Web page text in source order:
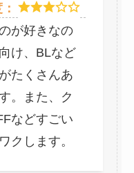
が好きなの
け、BLなど
たくさんあ
。また、ク
などすごい
クします。